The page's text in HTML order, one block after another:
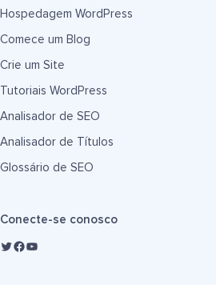
Hospedagem WordPress
Comece um Blog
Crie um Site
Tutoriais WordPress
Analisador de SEO
Analisador de Títulos
Glossário de SEO
Conecte-se conosco